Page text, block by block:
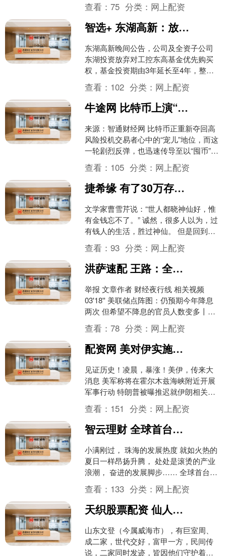
查看：75 分类： 网上配资
智选+ 东湖高新：放弃工控东高基金优先购买权
东湖高新晚间公告，公司及全资子公司
东湖投资放弃对工控东高基金优先购买
权，基金投资期由3年延长至4年，整体
存续期限由7年调整为8年。公司认缴出
资2.45亿元，占基....
查看： 102 分类： 网上配资
牛途网 比特币上演“过山车”行情 剧烈震荡重燃投机热情 分析师：短期内或难重返高位
来源：智通财经网 比特币正重新夺回高
风险投机交易者心中的“宠儿”地位，而这
一轮剧烈反弹，也迅速传导至以“囤币”为
核心策略的上市公司股价表现上。 在经
历周四加密货....
查看： 105 分类： 网上配资
捷希缘 有了30万存款之后，为什么你还是很穷，也不快乐
文学家曹雪芹说：“世人都晓神仙好，惟
有金钱忘不了。” 诚然，很多人以为，过
有钱人的生活，胜过神仙。 但是回到当
下社会，很多人有了三十万存款之后，
却还是不快乐，觉....
查看：93 分类： 网上配资
洪萨速配 王路：全球流动性收紧担忧引发风险释放 A股或进入盘整区间
举报 文章作者 财经夜行线 相关视频
03'18'' 美联储点阵图：仍预期今年降息
两次 但希望不降息的官员人数变多丨从
华尔街到陆家嘴 4....
查看：78 分类： 网上配资
配资网 美对伊实施新制裁！特朗普开会几小时，未公布最终决定，伊朗“放狠话”：靠导弹争取权利
见证历史！凌晨，暴涨！美伊，传来大
消息 美军称将在霍尔木兹海峡附近开展
军事行动 特朗普被曝推迟就伊朗相关协
议作最终决定 美国在加勒比地区部署约
1300名海军陆战....
查看： 151 分类： 网上配资
智云理财 全球首台，珠海开建！
小满刚过， 珠海的发展热度 就如火热的
夏日一样昂扬升腾， 处处是滚烫的产业
浪潮， 奋进的发展脚步…… 全球首台20
兆瓦漂浮式风机 “图强号”在珠海开建，
拱北口....
查看： 133 分类： 网上配资
天织股票配资 仙人指甲：山东威海富豪，祖上有人成仙
山东文登（今属威海市），有巨室周、
成二家，世代交好，富甲一方，民间传
说，二家同时发迹，皆因他们守护着共